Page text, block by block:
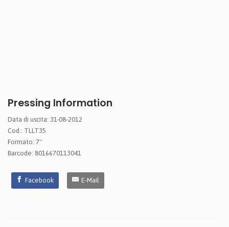
Pressing Information
Data di uscita: 31-08-2012
Cod.: TLLT35
Formato: 7''
Barcode: 8016670113041
Facebook E-Mail